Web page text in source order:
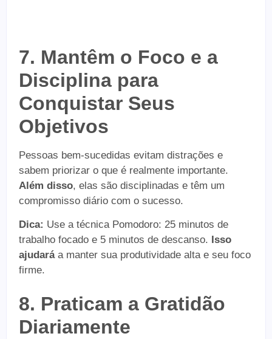
7. Mantêm o Foco e a
Disciplina para
Conquistar Seus
Objetivos
Pessoas bem-sucedidas evitam distrações e
sabem priorizar o que é realmente importante.
Além disso, elas são disciplinadas e têm um
compromisso diário com o sucesso.
Dica: Use a técnica Pomodoro: 25 minutos de
trabalho focado e 5 minutos de descanso. Isso
ajudaráa manter sua produtividade alta e seu foco
firme.
8. Praticam a Gratidão
Diariamente